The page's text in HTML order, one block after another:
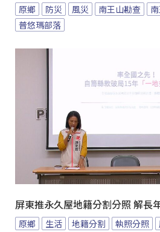
原鄉 防災 風災 南王山勘查
普悠瑪部落
屏東推永久屋地籍分割分照 解長
原鄉 生活 地籍分割 執照分照